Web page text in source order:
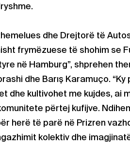
dhe Drejtorë të
frymëzuese të shohim se
në Hamburg”, shprehen
dhe Barış Karamuço.
dhe kultivohet me kujdes, ai
përtej kufijve.
herë të parë në Prizren
kolektiv dhe